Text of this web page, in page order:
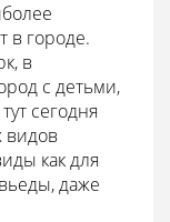
в городе.
в
с детьми,
сегодня
видов
как для
даже